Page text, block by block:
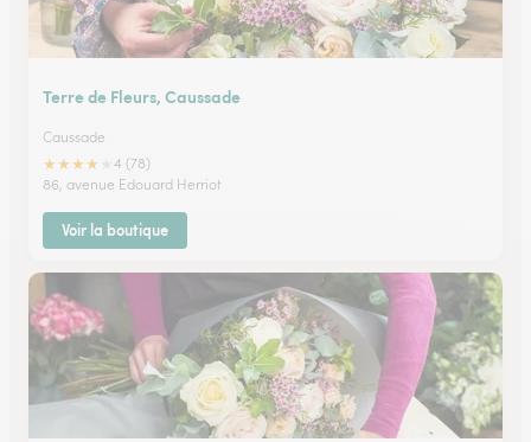
Terre de Fleurs, Caussade
Caussade
★★★★
4 (78)
86, avenue Edouard Herriot
Voir la boutique